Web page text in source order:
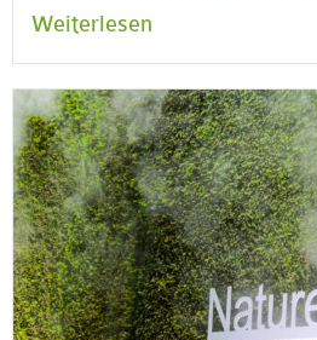
Weiterlesen